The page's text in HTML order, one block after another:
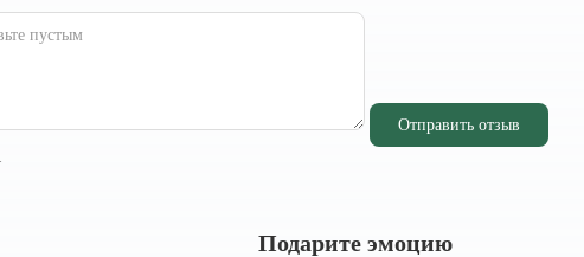
Отправить отзыв
Подарите эмоцию